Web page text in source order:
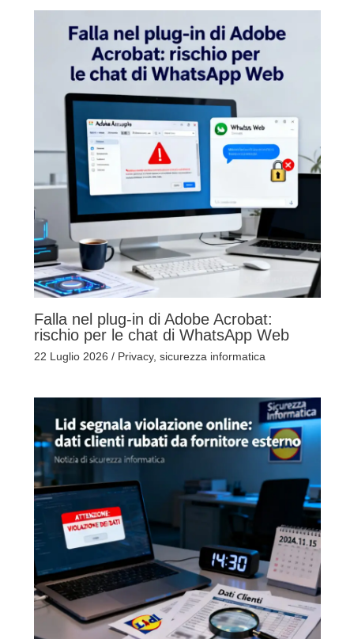
Falla nel plug-in di Adobe Acrobat:
rischio per le chat di WhatsApp Web
22 Luglio 2026 / Privacy, sicurezza informatica